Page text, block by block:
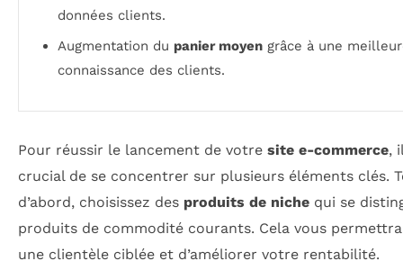
données clients.
Augmentation du panier moyen grâce à une
connaissance des clients.
Pour réussir le lancement de votre site e-commerce,
crucial de se concentrer sur plusieurs éléments clés.
d’abord, choisissez des produits de niche qui se
produits de commodité courants. Cela vous
une clientèle ciblée et d’améliorer votre rentabilité.